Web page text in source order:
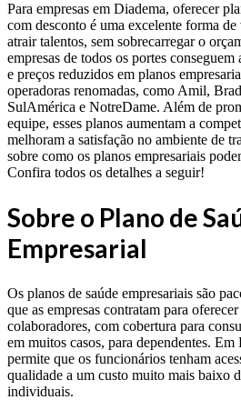
Para empresas em Diadema, oferecer
com desconto é uma excelente forma
atrair talentos, sem sobrecarregar o
empresas de todos os portes conseguem
e preços reduzidos em planos
operadoras renomadas, como Amil,
SulAmérica e NotreDame. Além de
equipe, esses planos aumentam a
melhoram a satisfação no ambiente de
sobre como os planos empresariais
Confira todos os detalhes a seguir!
Sobre o Plano de
Empresarial
Os planos de saúde empresariais são
que as empresas contratam para
colaboradores, com cobertura para
em muitos casos, para dependentes.
permite que os funcionários tenham
qualidade a um custo muito mais baixo
individuais.